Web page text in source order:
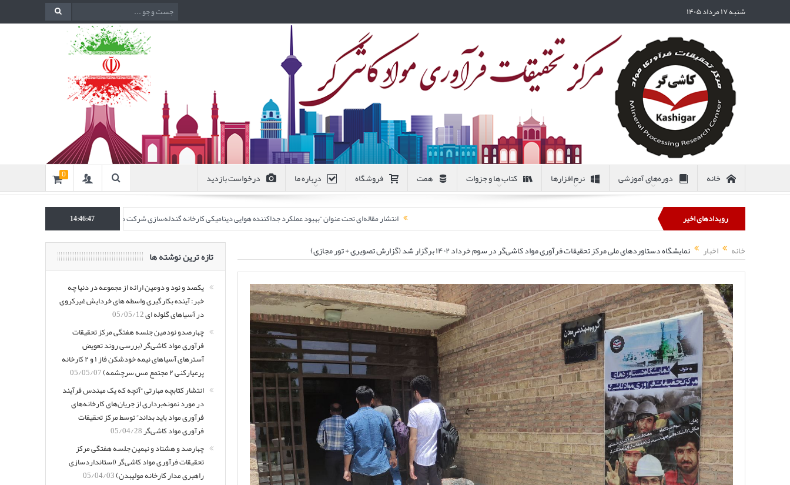
شنبه ۱۷ مرداد ۱۴۰۵
خانه دوره‌های آموزشی نرم افزارها کتاب ها و جزوات همت فروشگاه درباره ما درخواست بازدید 0
رویدادهای اخیر انتشار مقاله‌ای تحت عنوان “بهبود عملکرد جداکننده هوایی دینامیکی کارخانه گندله‌سازی شرکت معدنی و صنعتی گل‌گهر” در نشریه
14:46:49
خانه اخبار نمایشگاه دستاوردهای ملی مرکز تحقیقات فرآوری مواد کاشی‌گر در سوم خرداد ۱۴۰۲ برگزار شد (گزارش تصویری + تور مجازی) تازه ترین نوشته ها
یکصد و نود و دومین ارائه از مجموعه در دنیا چه
خبر: آینده بکارگیری واسطه های خردایش غیرکروی
در آسیاهای گلوله ای05/05/12
چهارصدو نودمین جلسه هفتگی مرکز تحقیقات
فرآوری مواد کاشی‌گر (بررسی روند تعویض
آسترهای آسیاهای نیمه خودشکن فاز ۱ و ۲ کارخانه
پرعیارکنی ۲ مجتمع مس سرچشمه)
05/05/07
انتشار کتابچه مهارتی “آنچه که یک مهندس فرآیند
در مورد نمونه‌برداری از جریان‌های کارخانه‌های
فرآوری مواد باید بداند” توسط مرکز تحقیقات
فرآوری مواد کاشی‌گر05/04/28
چهارصد و هشتاد و نهمین جلسه هفتگی مرکز
تحقیقات فرآوری مواد کاشی‌گر (استانداردسازی
راهبری مدار کارخانه مولیبدن)05/04/03